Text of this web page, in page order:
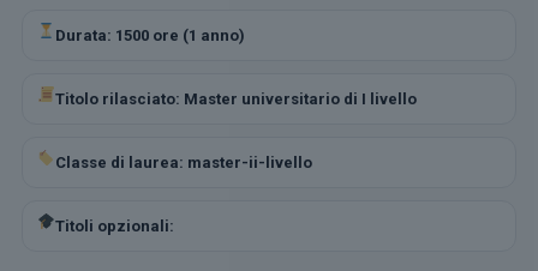
Durata: 1500 ore (1 anno)
Titolo rilasciato: Master universitario di I livello
Classe di laurea: master-ii-livello
Titoli opzionali: